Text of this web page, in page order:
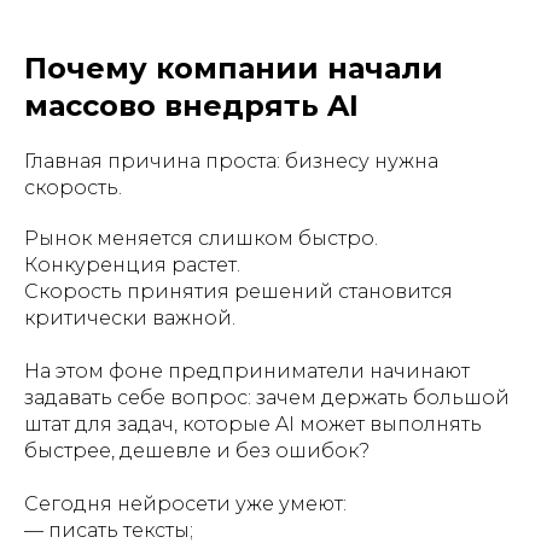
Почему компании начали
массово внедрять AI
Главная причина проста: бизнесу нужна
скорость.
Рынок меняется слишком быстро.
Конкуренция растет.
Скорость принятия решений становится
критически важной.
На этом фоне предприниматели начинают
задавать себе вопрос: зачем держать большой
штат для задач, которые AI может выполнять
быстрее, дешевле и без ошибок?
Сегодня нейросети уже умеют:
— писать тексты;